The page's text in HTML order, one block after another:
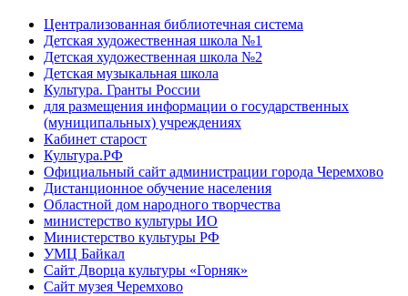
Централизованная библиотечная система
Детская художественная школа №1
Детская художественная школа №2
Детская музыкальная школа
Культура. Гранты России
для размещения информации о государственных
(муниципальных) учреждениях
Кабинет старост
Культура.РФ
Официальный сайт администрации города Черемхово
Дистанционное обучение населения
Областной дом народного творчества
министерство культуры ИО
Министерство культуры РФ
УМЦ Байкал
Сайт Дворца культуры «Горняк»
Сайт музея Черемхово